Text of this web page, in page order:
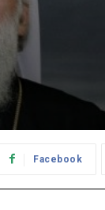
Facebook